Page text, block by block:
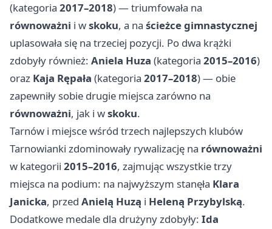
(kategoria 2017–2018) — triumfowała na
równoważni i wskoku, a na ścieżce gimnastycznej
uplasowała się na trzeciej pozycji. Po dwa krążki
zdobyły również: Aniela Huza (kategoria 2015–2016)
oraz Kaja Rępała (kategoria 2017–2018) — obie
zapewniły sobie drugie miejsca zarówno na
równoważni, jak i wskoku.
Tarnów i miejsce wśród trzech najlepszych klubów
Tarnowianki zdominowały rywalizację na równoważni
w kategorii 2015–2016, zajmując wszystkie trzy
miejsca na podium: na najwyższym stanęła Klara
Janicka, przed Anielą Huzą i Heleną Przybylską.
Dodatkowe medale dla drużyny zdobyły: Ida